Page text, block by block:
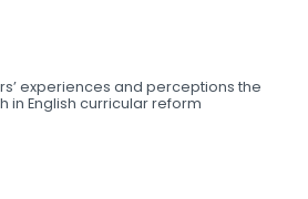
experiences and perceptions the
in English curricular reform